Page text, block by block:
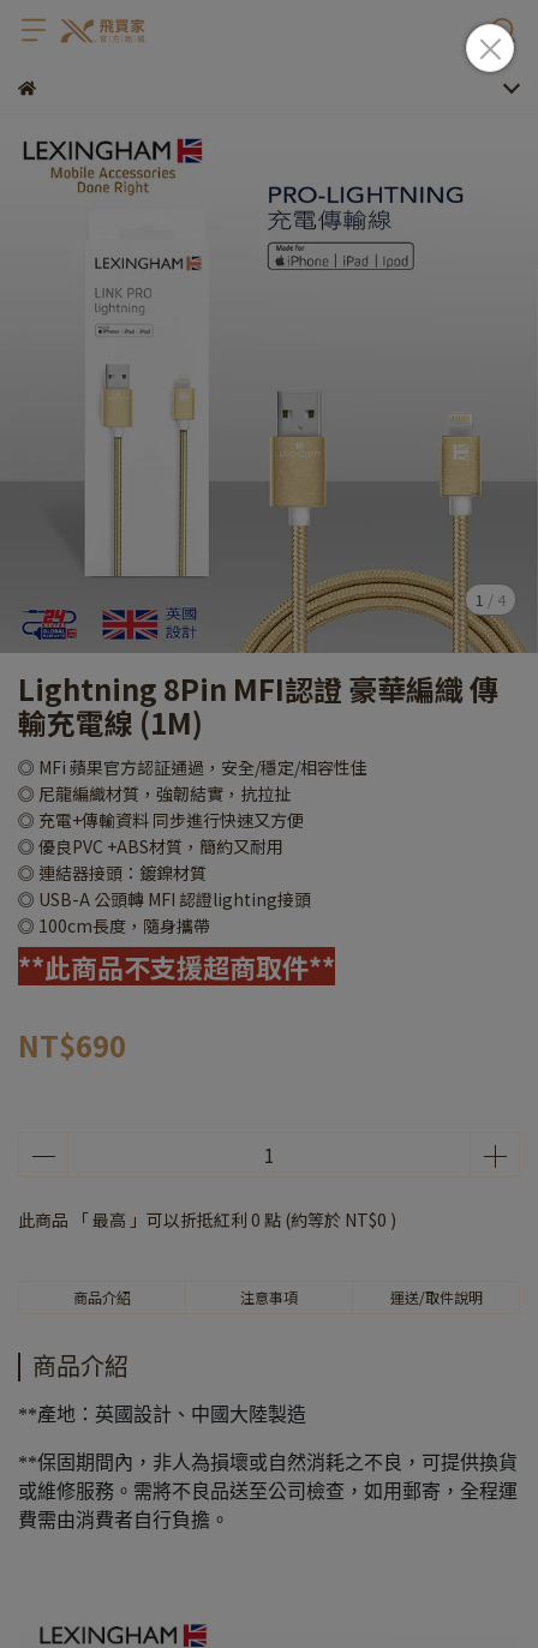
1 / 4
Lightning 8Pin MFI認證 豪華編織 傳
輸充電線 (1M)
◎ MFi 蘋果官方認証通過，安全/穩定/相容性佳
◎ 尼龍編織材質，強韌結實，抗拉扯
◎ 充電+傳輸資料 同步進行快速又方便
◎ 優良PVC +ABS材質，簡約又耐用
◎ 連結器接頭：鍍鎳材質
◎ USB-A 公頭轉 MFI 認證lighting接頭
◎ 100cm長度，隨身攜帶
**此商品不支援超商取件**
NT$690
此商品 「 最高 」可以折抵紅利 0 點 (約等於 NT$0 )
商品介紹 注意事項 運送/取件說明
商品介紹
**產地：英國設計、中國大陸製造
**保固期間內，非人為損壞或自然消耗之不良，可提供換貨
或維修服務。需將不良品送至公司檢查，如用郵寄，全程運
費需由消費者自行負擔。